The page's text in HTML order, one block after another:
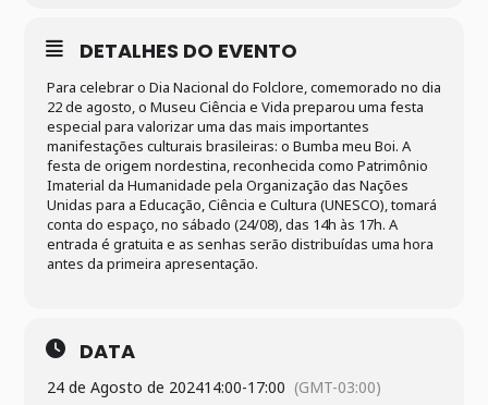
DETALHES DO EVENTO
Para celebrar o Dia Nacional do Folclore, comemorado no dia
22 de agosto, o Museu Ciência e Vida preparou uma festa
especial para valorizar uma das mais importantes
manifestações culturais brasileiras: o Bumba meu Boi. A
festa de origem nordestina, reconhecida como Patrimônio
Imaterial da Humanidade pela Organização das Nações
Unidas para a Educação, Ciência e Cultura (UNESCO), tomará
conta do espaço, no sábado (24/08), das 14h às 17h. A
entrada é gratuita e as senhas serão distribuídas uma hora
antes da primeira apresentação.
DATA
24 de Agosto de 202414:00-17:00 (GMT-03:00)